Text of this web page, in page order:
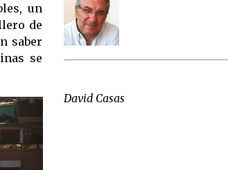
un
de
saber
se
David Casas